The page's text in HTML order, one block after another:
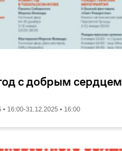
с добрым сердцем
• 16:00-31.12.2025 • 16:00